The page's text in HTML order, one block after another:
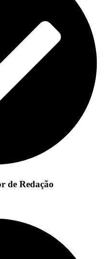
de Redação